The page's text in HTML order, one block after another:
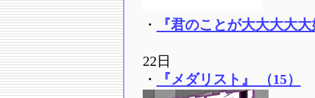
・ 『君のことが大大大大
22日
・
『メダリスト』 （15）